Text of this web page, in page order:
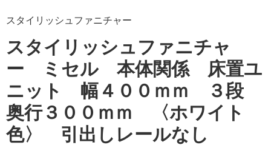
スタイリッシュファニチャー
スタイリッシュファニチャ
ー ミセル 本体関係 床置ユ
ニット 幅４００ｍｍ ３段
奥行３００ｍｍ 〈ホワイト
色〉 引出しレールなし